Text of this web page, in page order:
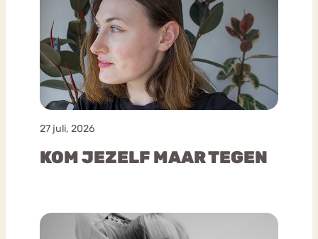
27 juli, 2026
KOM JEZELF MAAR TEGEN